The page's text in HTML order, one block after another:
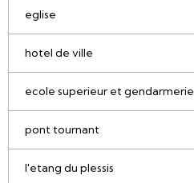
eglise
hotel de ville
ecole superieur et gendarmerie
pont tournant
l'etang du plessis